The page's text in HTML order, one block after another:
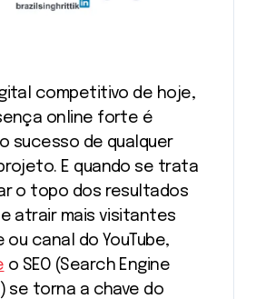
online forte é
sucesso de qualquer
E quando se trata
o topo dos resultados
atrair mais visitantes
ou canal do YouTube,
o SEO (Search Engine
se torna a chave do